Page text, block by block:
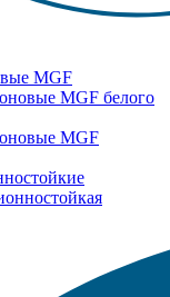
MGF
MGF белого
MGF